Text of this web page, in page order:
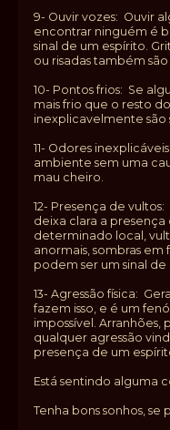
9- Ouvir vozes: Ouvir
encontrar ninguém é
sinal de um espírito.
ou risadas também são
10- Pontos frios: Se
mais frio que o resto
inexplicavelmente são
11- Odores
ambiente sem uma
mau cheiro.
12- Presença de
deixa clara a
determinado local,
anormais, sombras
podem ser um sinal de
13- Agressão física:
fazem isso, e é um
impossível. Arranhões,
qualquer agressão
presença de um
Está sentindo alguma
Tenha bons sonhos, se